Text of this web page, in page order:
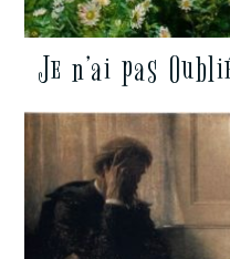
Je n’ai pas